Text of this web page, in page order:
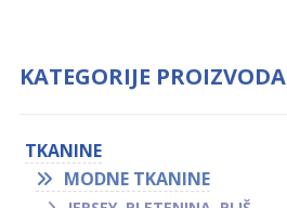
KATEGORIJE PROIZVODA
TKANINE
MODNE TKANINE